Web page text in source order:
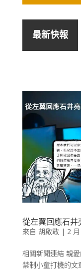
最新快報
從左翼回應石井
來自 胡啟敢| 2
相關新聞連結 親
禁制小童打機的文